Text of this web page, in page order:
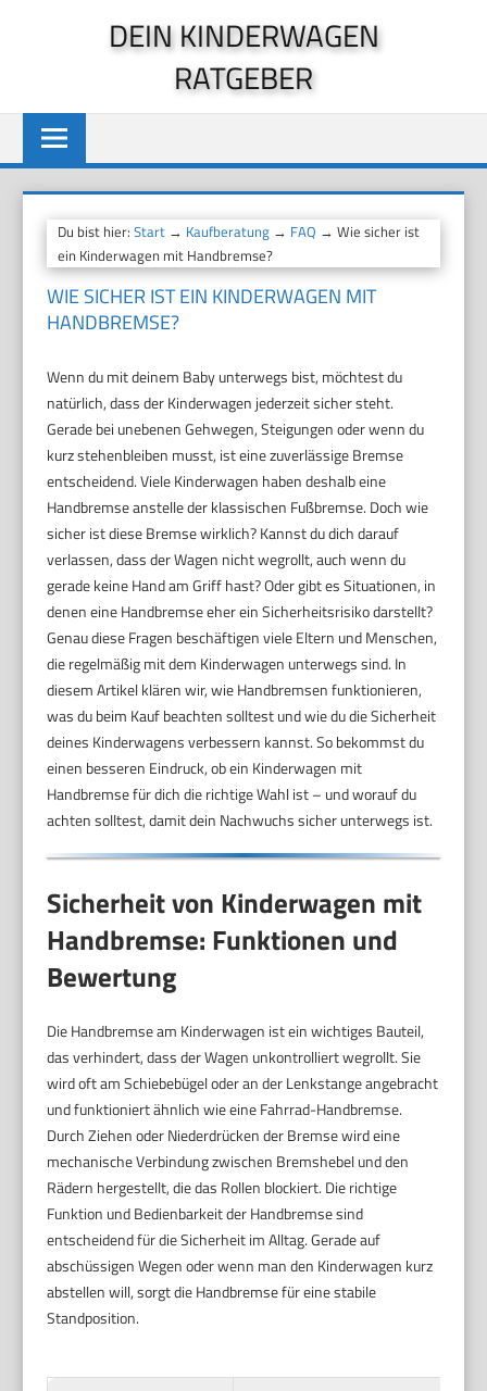
DEIN KINDERWAGEN
RATGEBER
Du bist hier:Start → Kaufberatung → FAQ → Wie sicher ist
ein Kinderwagen mit Handbremse?
WIE SICHER IST EIN KINDERWAGEN MIT
HANDBREMSE?
Wenn du mit deinem Baby unterwegs bist, möchtest du
natürlich, dass der Kinderwagen jederzeit sicher steht.
Gerade bei unebenen Gehwegen, Steigungen oder wenn du
kurz stehenbleiben musst, ist eine zuverlässige Bremse
entscheidend. Viele Kinderwagen haben deshalb eine
Handbremse anstelle der klassischen Fußbremse. Doch wie
sicher ist diese Bremse wirklich? Kannst du dich darauf
verlassen, dass der Wagen nicht wegrollt, auch wenn du
gerade keine Hand am Griff hast? Oder gibt es Situationen, in
denen eine Handbremse eher ein Sicherheitsrisiko darstellt?
Genau diese Fragen beschäftigen viele Eltern und Menschen,
die regelmäßig mit dem Kinderwagen unterwegs sind. In
diesem Artikel klären wir, wie Handbremsen funktionieren,
was du beim Kauf beachten solltest und wie du die Sicherheit
deines Kinderwagens verbessern kannst. So bekommst du
einen besseren Eindruck, ob ein Kinderwagen mit
Handbremse für dich die richtige Wahl ist – und worauf du
achten solltest, damit dein Nachwuchs sicher unterwegs ist.
Sicherheit von Kinderwagen mit
Handbremse: Funktionen und
Bewertung
Die Handbremse am Kinderwagen ist ein wichtiges Bauteil,
das verhindert, dass der Wagen unkontrolliert wegrollt. Sie
wird oft am Schiebebügel oder an der Lenkstange angebracht
und funktioniert ähnlich wie eine Fahrrad-Handbremse.
Durch Ziehen oder Niederdrücken der Bremse wird eine
mechanische Verbindung zwischen Bremshebel und den
Rädern hergestellt, die das Rollen blockiert. Die richtige
Funktion und Bedienbarkeit der Handbremse sind
entscheidend für die Sicherheit im Alltag. Gerade auf
abschüssigen Wegen oder wenn man den Kinderwagen kurz
abstellen will, sorgt die Handbremse für eine stabile
Standposition.